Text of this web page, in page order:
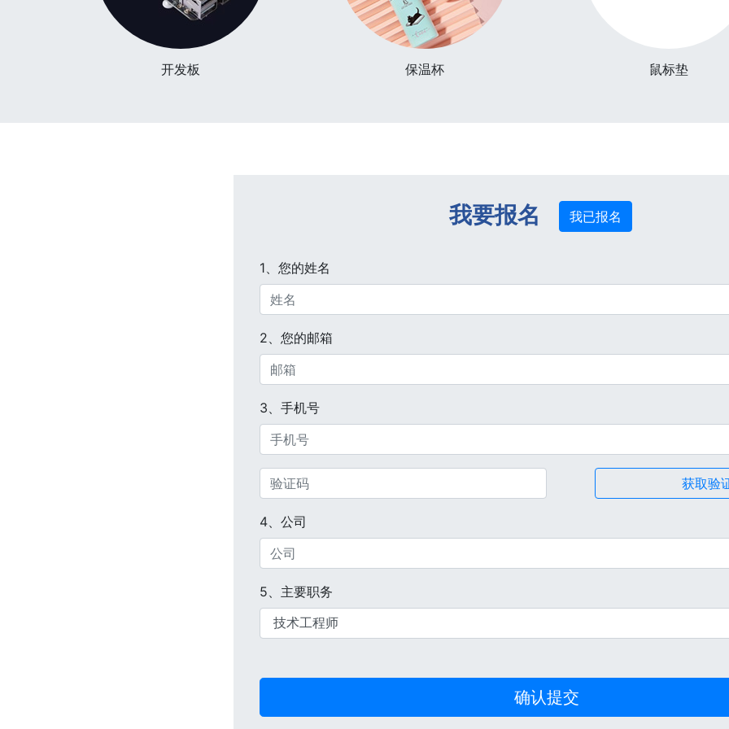
开发板 保温杯 鼠标垫
我要报名 我已报名
1、您的姓名
2、您的邮箱
3、手机号
获取验
4、公司
5、主要职务
确认提交